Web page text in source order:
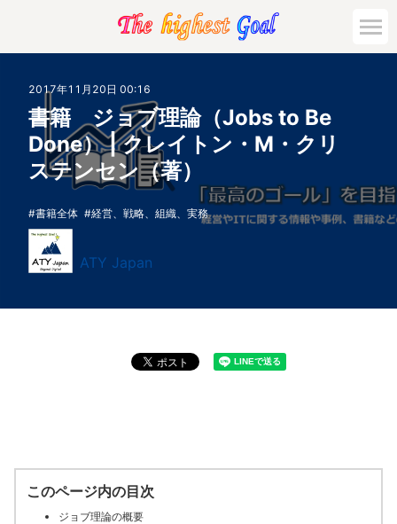
2017年11月20日 00:16
書籍 ジョブ理論（Jobs to Be
Done） | クレイトン・M・クリ
ステンセン（著）
書籍全体 経営、戦略、組織、実務
ATY Japan
このページ内の目次
ジョブ理論の概要